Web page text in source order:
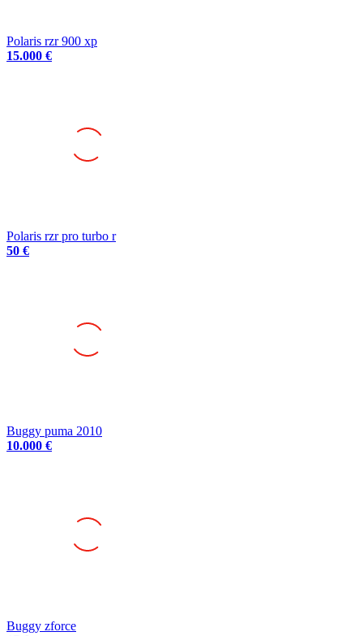
15.000 €
50 €
10.000 €
17 €